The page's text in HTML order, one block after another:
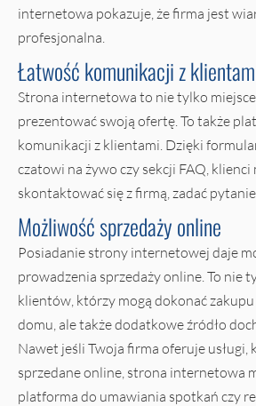
internetowa pokazuje, że firma jest
profesjonalna.
Łatwość komunikacji z
Strona internetowa to nie tylko
prezentować swoją ofertę. To także
komunikacji z klientami. Dzięki
czatowi na żywo czy sekcji FAQ, klienci
skontaktować się z firmą, zadać
Możliwość sprzedaży online
Posiadanie strony internetowej daje
prowadzenia sprzedaży online. To nie
klientów, którzy mogą dokonać
domu, ale także dodatkowe źródło
Nawet jeśli Twoja firma oferuje usługi,
sprzedane online, strona internetowa
platforma do umawiania spotkań czy